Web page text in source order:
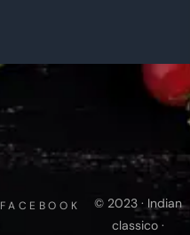
FACEBOOK
© 2023 · Indian
classico ·